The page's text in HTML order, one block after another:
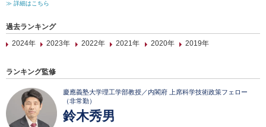
≫ 詳細はこちら
過去ランキング
2024年
2023年 2022年 2021年 2020年 2019年
ランキング監修
慶應義塾大学理工学部教授／内閣府 上席科学技術政策フェロー
（非常勤）
鈴木秀男